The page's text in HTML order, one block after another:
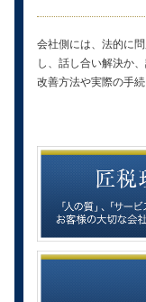
会社側には、法的に
し、話し合い解決か
改善方法や実際の手